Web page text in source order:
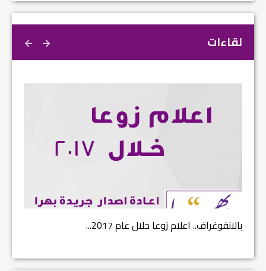
لقاءات
بالانفوغراف.. اعلام زوعا خلال عام 2017...